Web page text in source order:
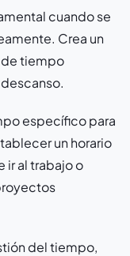
cuando se
Crea un
de tiempo
específico para
un horario
ir al trabajo o
del tiempo,